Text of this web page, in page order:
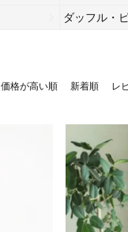
ダッフル・
価格が高い順 新着順 レ